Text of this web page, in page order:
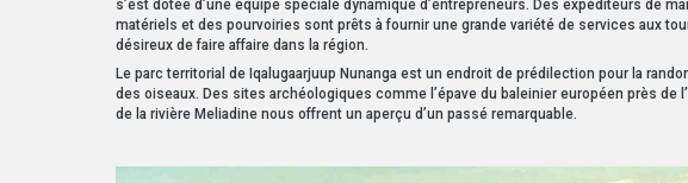
s’est dotée d’une équipe spéciale dynamique d’entrepreneurs. Des expéditeurs de
matériels et des pourvoiries sont prêts à fournir une grande variété de services aux
désireux de faire affaire dans la région.
Le parc territorial de Iqalugaarjuup Nunanga est un endroit de prédilection pour la
des oiseaux. Des sites archéologiques comme l’épave du baleinier européen près de
de la rivière Meliadine nous offrent un aperçu d’un passé remarquable.